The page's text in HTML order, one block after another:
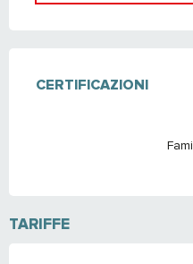
CERTIFICAZIONI
CERTIFICAZIONI
TARIFFE